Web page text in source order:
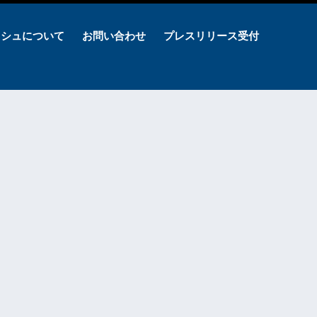
ュについて お問い合わせ プレスリリース受付